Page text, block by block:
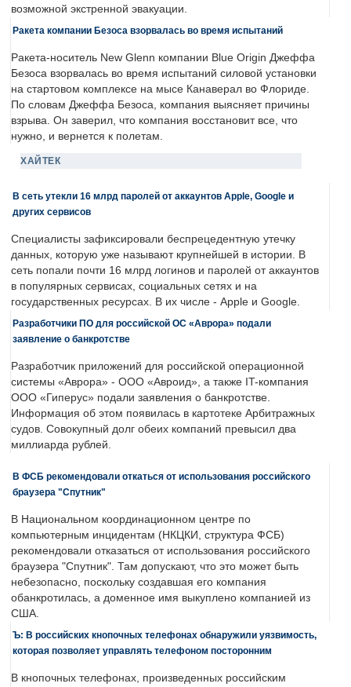
возможной экстренной эвакуации.
Ракета компании Безоса взорвалась во время испытаний
Ракета-носитель New Glenn компании Blue Origin Джеффа
Безоса взорвалась во время испытаний силовой установки
на стартовом комплексе на мысе Канаверал во Флориде.
По словам Джеффа Безоса, компания выясняет причины
взрыва. Он заверил, что компания восстановит все, что
нужно, и вернется к полетам.
ХАЙТЕК
В сеть утекли 16 млрд паролей от аккаунтов Apple, Google и
других сервисов
Специалисты зафиксировали беспрецедентную утечку
данных, которую уже называют крупнейшей в истории. В
сеть попали почти 16 млрд логинов и паролей от аккаунтов
в популярных сервисах, социальных сетях и на
государственных ресурсах. В их числе - Apple и Google.
Разработчики ПО для российской ОС «Аврора» подали
заявление о банкротстве
Разработчик приложений для российской операционной
системы «Аврора» - ООО «Авроид», а также IT-компания
ООО «Гиперус» подали заявления о банкротстве.
Информация об этом появилась в картотеке Арбитражных
судов. Совокупный долг обеих компаний превысил два
миллиарда рублей.
В ФСБ рекомендовали откаться от использования российского
браузера "Спутник"
В Национальном координационном центре по
компьютерным инцидентам (НКЦКИ, структура ФСБ)
рекомендовали отказаться от использования российского
браузера "Спутник". Там допускают, что это может быть
небезопасно, поскольку создавшая его компания
обанкротилась, а доменное имя выкуплено компанией из
США.
Ъ: В российских кнопочных телефонах обнаружили уязвимость,
которая позволяет управлять телефоном посторонним
В кнопочных телефонах, произведенных российским